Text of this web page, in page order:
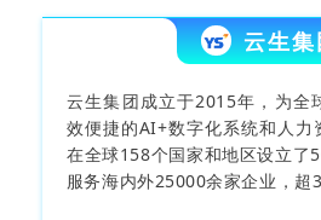
云生
云生集团成立于2015年，为全
效便捷的AI+数字化系统和人力
在全球158个国家和地区设立了
服务海内外25000余家企业，超